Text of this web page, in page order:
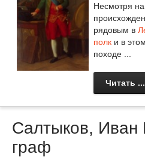
Несмотря
рядовым в
полк и в
походе ...
Читать ...
Салтыков, Иван
граф